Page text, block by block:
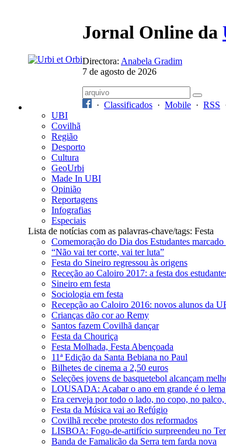
Jornal Online da
Directora: Anabela Gradim
7 de agosto de 2026
· Classificados · Mobile · RSS
UBI
Covilhã
Região
Desporto
Cultura
GeoUrbi
Made In UBI
Opinião
Reportagens
Infografias
Especiais
Lista de notícias com as palavras-chave/tags: Festa
Comemoração do Dia dos Estudantes
“Não vai ter corte, vai ter luta”
Festa do Sineiro regressou às origens
Receção ao Caloiro 2017: a festa dos
Sineiro em festa
Sociologia em festa
Recepção ao Caloiro 2016: novos alunos da
Crianças dão cor ao Remy
Santos fazem Covilhã dançar
Festa da Chouriça
Festa Molhada, Festa Abençoada
11ª Edição da Santa Bebiana no Paul
Bilhetes de cinema a 2,50 euros
Seleções jovens de basquetebol alcançam
LOUSADA: Acabar o ano em grande é o lema
Era cerveja por todo o lado, no copo, no palco,
Festa da Música vai ao Refúgio
Covilhã recebe protesto dos reformados
LISBOA: Fogo-de-artifício surpreendeu no
Banda de Famalicão da Serra tem farda nova